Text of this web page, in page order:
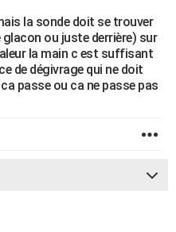
la sonde doit se trouver
ou juste derrière) sur
la main c est suffisant
de dégivrage qui ne doit
passe ou ca ne passe pas